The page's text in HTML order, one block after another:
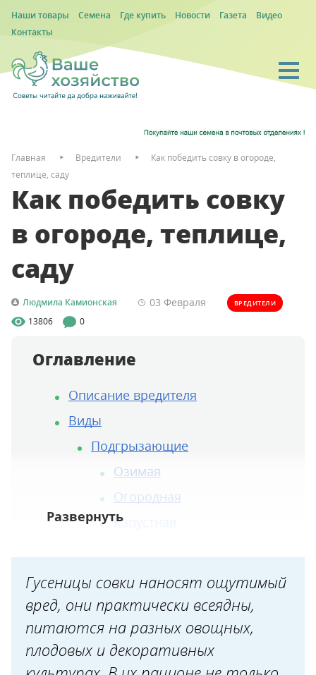
Наши товары Семена Где купить Новости Газета
Видео
Контакты
Главная Вредители
Как победить совку в огороде,
теплице, саду
Как победить совку
в огороде, теплице,
саду
Людмила Камионская 03 Февраля ВРЕДИТЕЛИ
13806 0
Оглавление
Описание вредителя
Виды
Подгрызающие
Озимая
Огородная
Капустная
Пасленовая металловидка
Помидорная (карадрина)
Борьба и профилактика
Гусеницы совки наносят ощутимый
вред, они практически всеядны,
питаются на разных овощных,
плодовых и декоративных